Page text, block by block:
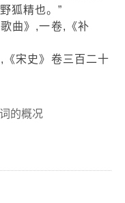
狐精也。”
曲》,一卷,《补
宋史》卷三百二十
的概况